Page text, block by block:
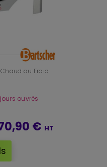
ou Froid
ouvrés
€ HT